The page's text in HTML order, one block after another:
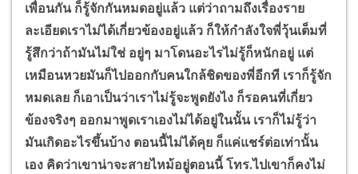
เพื่อนกัน ก็รู้จักกันหมดอยู่แล้ว แต่ว่าถามถึงเรื่องราย
ละเอียดเราไม่ได้เกี่ยวข้องอยู่แล้ว ก็ให้กำลังใจพี่วุ้นเต็มที่
รู้สึกว่าถ้ามันไม่ใช่ อยู่ๆ มาโดนอะไรไม่รู้ก็หนักอยู่ แต่
เหมือนหวยมันก็ไปออกกับคนใกล้ชิดของพี่อีกที เราก็รู้จัก
หมดเลย ก็เอาเป็นว่าเราไม่รู้จะพูดยังไง ก็รอคนที่เกี่ยว
ข้องจริงๆ ออกมาพูดเราเองไม่ได้อยู่ในนั้น เราก็ไม่รู้ว่า
มันเกิดอะไรขึ้นบ้าง ตอนนี้ไม่ได้คุย ก็แค่แชร์ต่อเท่านั้น
เอง คิดว่าเขาน่าจะสายไหม้อยู่ตอนนี้ โทร.ไปเขาก็คงไม่